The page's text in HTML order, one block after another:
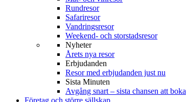
Rundresor
Safariresor
Vandringsresor
Weekend- och storstadsresor
Nyheter
Årets nya resor
Erbjudanden
Resor med erbjudanden just nu
Sista Minuten
Avgång snart – sista chansen att boka
Företag och större sällskap